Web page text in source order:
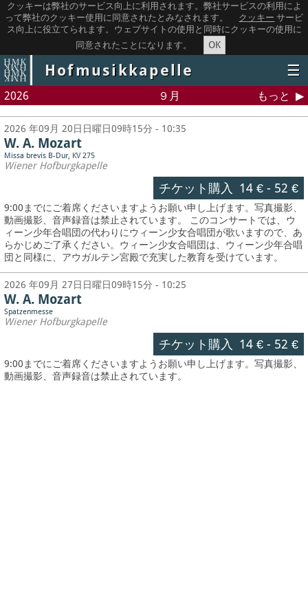
クッキーは弊社のサービス向上に利用されます。弊社サービスの利用によ
って弊社のクッキー使用に同意されたとみなされます。
クッキー サービ
ス向上に役立てられます。ウェブサイトの使用と同時にクッキーの使用に
同意されたことになります。
OK
Hofmusikkapelle ☰
2026 ９月 もっと
2026 年09月 20日日曜日09時15分 - 10:35
W. A. Mozart
Missa brevis B-Dur, KV 275
Wiener Hofburgkapelle
チケット購入 14 €- 52 €
9:00までにご着席くださいますようお願い申し上げます。写真撮影、
動画撮影、音声録音は禁止されています。 このコンサートでは、ウ
ィーン少年合唱団の代わりにウィーン少女合唱団が歌いますので、あ
らかじめご了承ください。ウィーン少女合唱団は、ウィーン少年合唱
団と同様に、アウガルテン宮殿で充実した教育を受けています。
2026 年09月 27日日曜日09時15分 - 10:25
W. A. Mozart
Spatzenmesse
Wiener Hofburgkapelle
チケット購入 14 €- 52 €
9:00までにご着席くださいますようお願い申し上げます。写真撮影、
動画撮影、音声録音は禁止されています。